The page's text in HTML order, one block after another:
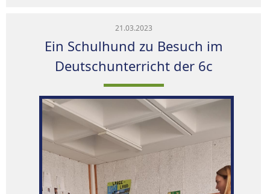
21.03.2023
Ein Schulhund zu Besuch im
Deutschunterricht der 6c